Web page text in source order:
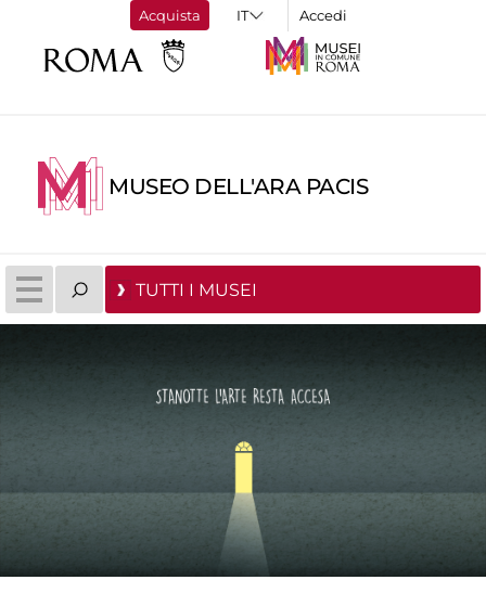
Acquista Accedi
MUSEO DELL'ARA PACIS
TUTTI I MUSEI